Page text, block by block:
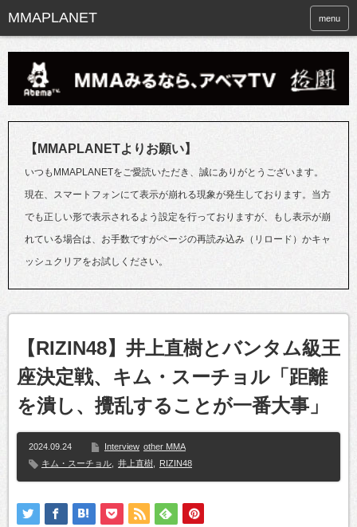
menu
【MMAPLANETよりお願い】
いつもMMAPLANETをご愛読いただき、誠にありがとうございます。
現在、スマートフォンにて表示が崩れる現象が発生しております。当方
でも正しい形で表示されるよう設定を行っておりますが、もし表示が崩
れている場合は、お手数ですがページの再読み込み（リロード）かキャ
ッシュクリアをお試しください。
【RIZIN48】井上直樹とバンタム級王
座決定戦、キム・スーチョル「距離
を潰し、攪乱することが一番大事」
2024.09.24 Interview other MMA
キム・スーチョル
井上直樹 RIZIN48